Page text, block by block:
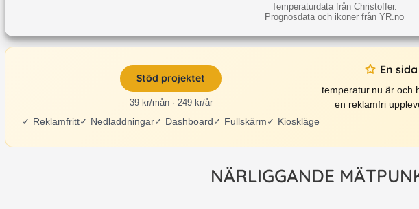
Temperaturdata från Christoffer.
Prognosdata och ikoner från YR.no
Stöd projektet
39 kr/mån · 249 kr/år
✓ Reklamfritt✓ Nedladdningar✓ Dashboard✓ Fullskärm✓ Kioskläge
En
temperatur.nu är och
en reklamfri
NÄRLIGGANDE